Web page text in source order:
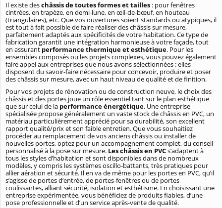
Il existe deschâssis de toutes formes et tailles : pour fenêtres
cintrées, en trapèze, en demi-lune, en œil-de-bœuf, en houteau
(triangulaires), etc. Que vos ouvertures soient standards ou atypiques, il
est tout à fait possible de faire réaliser des châssis sur mesure,
parfaitement adaptés aux spécificités de votre habitation. Ce type de
fabrication garantit une intégration harmonieuse à votre façade, tout
en assurant performance thermique et esthétique. Pour les
ensembles composés ou les projets complexes, vous pouvez également
faire appel aux entreprises que nous avons sélectionnées : elles
disposent du savoir-faire nécessaire pour concevoir, produire et poser
des châssis sur mesure, avec un haut niveau de qualité et de finition.
Pour vos projets de rénovation ou de construction neuve, le choix des
châssis et des portes joue un rôle essentiel tant sur le plan esthétique
que sur celui de la performance énergétique. Une entreprise
spécialisée propose généralement un vaste stock de châssis en PVC, un
matériau particulièrement apprécié pour sa durabilité, son excellent
rapport qualité/prix et son faible entretien. Que vous souhaitiez
procéder au remplacement de vos anciens châssis ou installer de
nouvelles portes, optez pour un accompagnement complet, du conseil
personnalisé à la pose sur mesure. Les châssis en PVCs’adaptent à
tous les styles d’habitation et sont disponibles dans de nombreux
modèles, y compris les systèmes oscillo-battants, très pratiques pour
allier aération et sécurité. Il en va de même pour les portes en PVC, qu’il
s’agisse de portes d’entrée, de portes-fenêtres ou de portes
coulissantes, alliant sécurité, isolation et esthétisme. En choisissant une
entreprise expérimentée, vous bénéficiez de produits fiables, d’une
pose professionnelle et d’un service après-vente de qualité.